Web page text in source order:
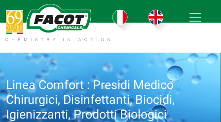
Linea Comfort : Presidi Medico
Chirurgici, Disinfettanti, Biocidi,
Igienizzanti, Prodotti Biologici